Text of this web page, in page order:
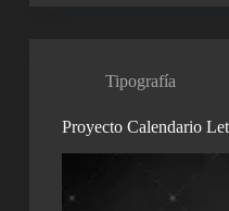
Tipografía
Proyecto Calendario